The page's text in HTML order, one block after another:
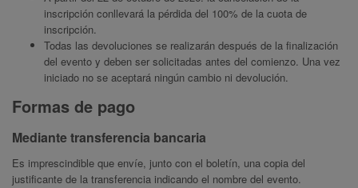
inscripción conllevará la pérdida del 100% de la cuota de
inscripción.
Todas las devoluciones se realizarán después de la finalización
del evento y deben ser solicitadas antes del comienzo. Una vez
iniciado no se aceptará ningún cambio ni devolución.
Formas de pago
Mediante transferencia bancaria
Es imprescindible que envíe, junto con el boletín, una copia del
justificante de la transferencia indicando el nombre del evento.